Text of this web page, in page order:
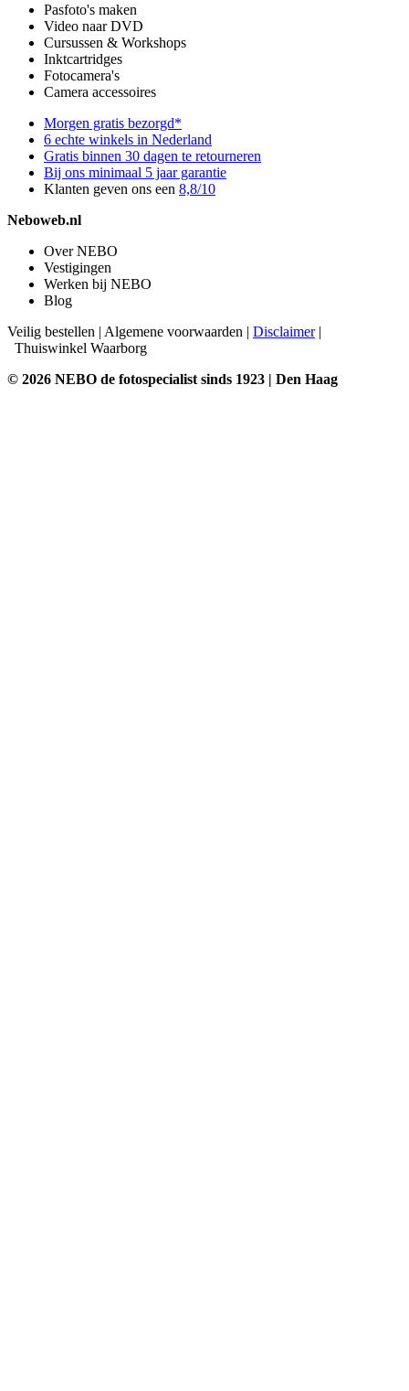
Pasfoto's maken
Video naar DVD
Cursussen & Workshops
Inktcartridges
Fotocamera's
Camera accessoires
Morgen gratis bezorgd*
6 echte winkels in Nederland
Gratis binnen 30 dagen te retourneren
Bij ons minimaal 5 jaar garantie
Klanten geven ons een 8,8/10
Neboweb.nl
Over NEBO
Vestigingen
Werken bij NEBO
Blog
Veilig bestellen | Algemene voorwaarden | Disclaimer|
Thuiswinkel Waarborg
© 2026 NEBO de fotospecialist sinds 1923 | Den Haag